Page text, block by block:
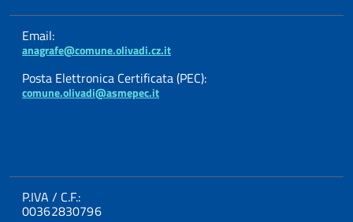
Email:
anagrafe@comune.olivadi.cz.it
Posta Elettronica Certificata (PEC):
comune.olivadi@asmepec.it
P.IVA / C.F.:
00362830796